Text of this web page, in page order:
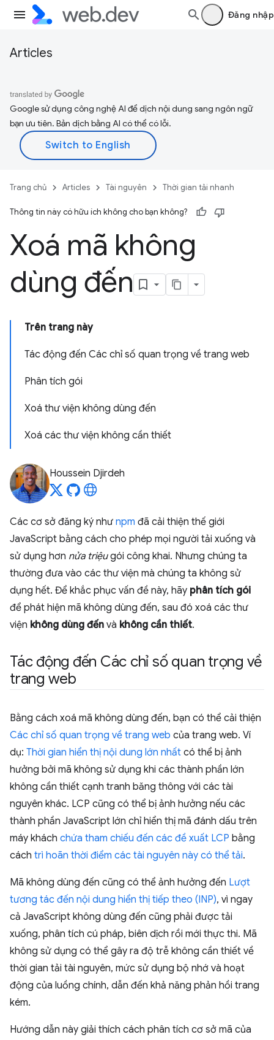
Đăng nhập
Articles
Google sử dụng công nghệ AI để dịch nội dung sang ngôn ngữ
bạn ưu tiên. Bản dịch bằng AI có thể có lỗi.
Trang chủ Articles Tài nguyên Thời gian tải nhanh
Thông tin này có hữu ích không cho bạn không?
Xoá mã không
dùng đến
Trên trang này
Tác động đến Các chỉ số quan trọng về trang web
Phân tích gói
Xoá thư viện không dùng đến
Xoá các thư viện không cần thiết
Houssein Djirdeh
Các cơ sở đăng ký như npm đã cải thiện thế giới
JavaScript bằng cách cho phép mọi người tải xuống và
sử dụng hơn nửa triệugói công khai. Nhưng chúng ta
thường đưa vào các thư viện mà chúng ta không sử
dụng hết. Để khắc phục vấn đề này, hãy phân tích gói
để phát hiện mã không dùng đến, sau đó xoá các thư
viện không dùng đến và không cần thiết.
Tác động đến Các chỉ số quan trọng về
trang web
Bằng cách xoá mã không dùng đến, bạn có thể cải thiện
Các chỉ số quan trọng về trang web của trang web. Ví
dụ: Thời gian hiển thị nội dung lớn nhất có thể bị ảnh
hưởng bởi mã không sử dụng khi các thành phần lớn
không cần thiết cạnh tranh băng thông với các tài
nguyên khác. LCP cũng có thể bị ảnh hưởng nếu các
thành phần JavaScript lớn chỉ hiển thị mã đánh dấu trên
máy khách chứa tham chiếu đến các đề xuất LCP bằng
cách trì hoãn thời điểm các tài nguyên này có thể tải.
Mã không dùng đến cũng có thể ảnh hưởng đến Lượt
tương tác đến nội dung hiển thị tiếp theo (INP), vì ngay
cả JavaScript không dùng đến cũng phải được tải
xuống, phân tích cú pháp, biên dịch rồi mới thực thi. Mã
không sử dụng có thể gây ra độ trễ không cần thiết về
thời gian tải tài nguyên, mức sử dụng bộ nhớ và hoạt
động của luồng chính, dẫn đến khả năng phản hồi trang
kém.
Hướng dẫn này giải thích cách phân tích cơ sở mã của